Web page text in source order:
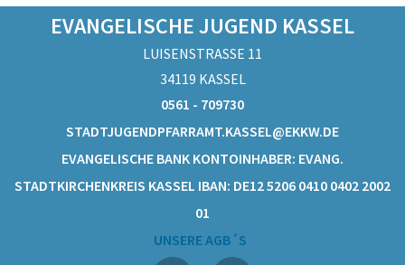
EVANGELISCHE JUGEND KASSEL
LUISENSTRASSE 11
34119 KASSEL
0561 - 709730
STADTJUGENDPFARRAMT.KASSEL@EKKW.DE
EVANGELISCHE BANK KONTOINHABER: EVANG.
STADTKIRCHENKREIS KASSEL IBAN: DE12 5206 0410 0402 2002
01
UNSERE AGB´S